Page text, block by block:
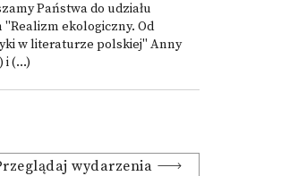
Państwa do udziału
"Realizm ekologiczny. Od
w literaturze polskiej" Anny
i (...)
wydarzenia